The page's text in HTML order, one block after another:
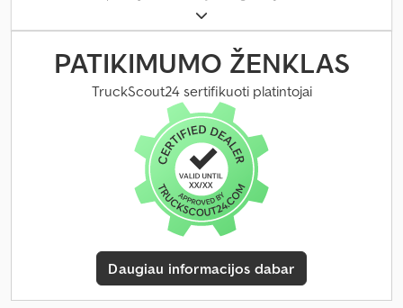
, pavaros tipas:
5, krovimo vietos ilgis:4 750 mm, Gamybos metai:2006, Įranga:
PATIKIMUMO ŽENKLAS
TruckScout24 sertifikuoti platintojai
Daugiau informacijos dabar